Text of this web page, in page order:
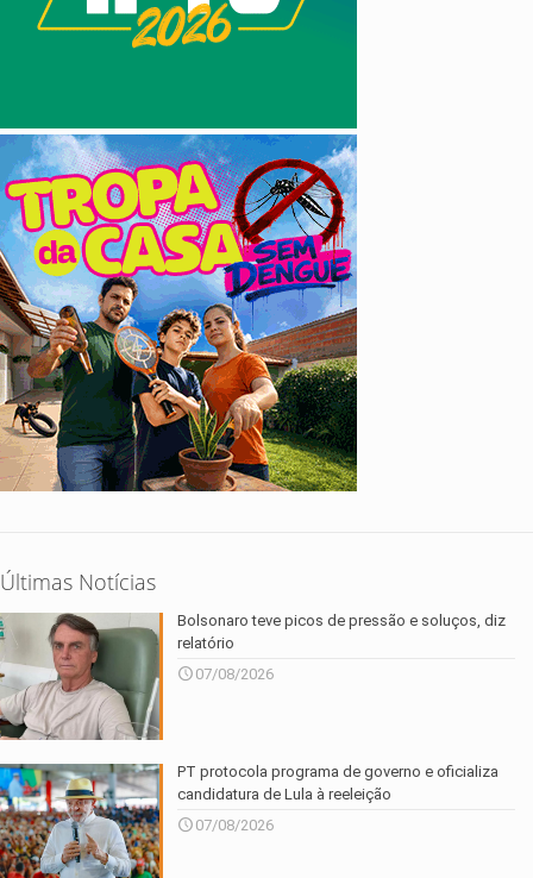
Últimas Notícias
Bolsonaro teve picos de pressão e soluços, diz
relatório
07/08/2026
PT protocola programa de governo e oficializa
candidatura de Lula à reeleição
07/08/2026